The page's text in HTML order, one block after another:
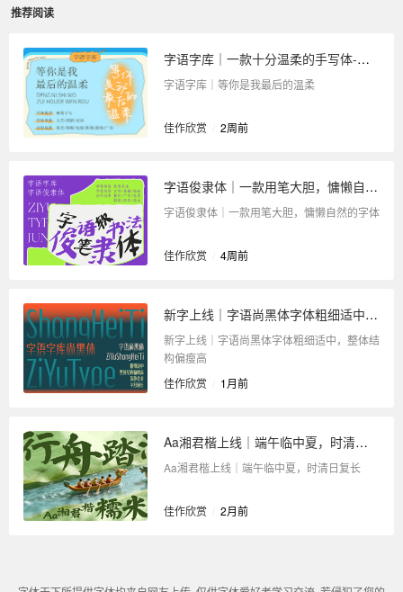
推荐阅读
字语字库｜一款十分温柔的手写体-等你是我最后的温柔
字语字库｜等你是我最后的温柔
佳作欣赏 2周前
字语俊隶体｜一款用笔大胆，慵懒自然的字体
字语俊隶体｜一款用笔大胆，慵懒自然的字体
佳作欣赏 4周前
新字上线｜字语尚黑体字体粗细适中，整体结构偏瘦高
新字上线｜字语尚黑体字体粗细适中，整体结
构偏瘦高
佳作欣赏
1月前
Aa湘君楷上线｜端午临中夏，时清日复长
Aa湘君楷上线｜端午临中夏，时清日复长
佳作欣赏 2月前